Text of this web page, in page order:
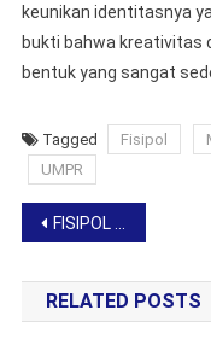
keunikan identitasnya
bukti bahwa kreativitas
bentuk yang sangat
Tagged Fisipol
UMPR
Post
navigation
FISIPOL UMPR Kirim Mahasiswa Magang ke Berbagai Instansi Pemerintah
RELATED POSTS